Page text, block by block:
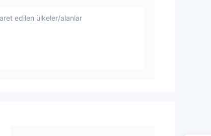
edilen ülkeler/alanlar